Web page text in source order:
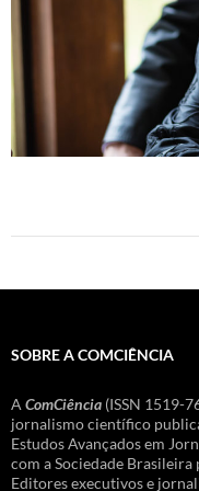
SOBRE A COMCIÊNCIA
A ComCiência (ISSN 1519-
jornalismo científico
Estudos Avançados em
com a Sociedade Brasileira
Editores executivos e